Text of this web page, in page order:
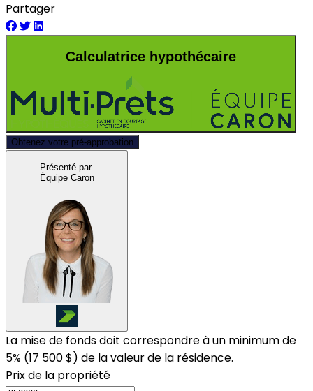
Partager
Calculatrice hypothécaire
Obtenez votre pré-approbation
Présenté par
Équipe Caron
La mise de fonds doit correspondre à un minimum de
5% (17 500 $) de la valeur de la résidence.
Prix de la propriété